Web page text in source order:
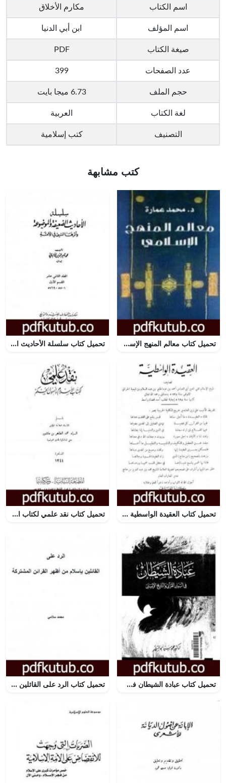
اسم الكتاب مكارم الأخلاق
اسم المؤلف ابن أبي الدنيا
صيغة الكتاب PDF
عدد الصفحات 399
حجم الملف 6.73 ميجا بايت
لغة الكتاب العربية
التصنيف كتب إسلامية
كتب مشابهة
تحميل كتاب معالم المنهج الإسلامي PDF تأليف محمد عمارة مجانا [كامل] تحميل كتاب سلسلة الأحاديث الضعيفة والموضوعة – المجلد الثاني عشر PDF تأليف محمد ناصر الدين الألباني مجانا [كامل]
تحميل كتاب العقيدة الواسطية – ت: بن مانع PDF تأليف ابن تيمية مجانا [كامل] تحميل كتاب نقد علمي لكتاب الإسلام وأصول الحكم PDF تأليف محمد الطاهر بن عاشور مجانا [كامل]
تحميل كتاب عبادة الشيطان في البيان القراني والتاريخ الانساني PDF تأليف محمد سيد أحمد المسير مجانا [كامل] تحميل كتاب الرد على القائلين بإسلام من أظهر القرائن المشتركة PDF تأليف محمد سلامي مجانا [كامل]